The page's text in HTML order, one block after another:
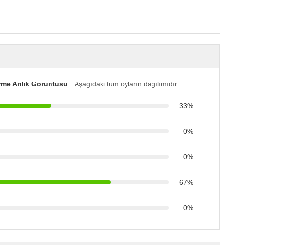
Anlık Görüntüsü
Aşağıdaki tüm oyların dağılımıdır
33%
0%
0%
67%
0%